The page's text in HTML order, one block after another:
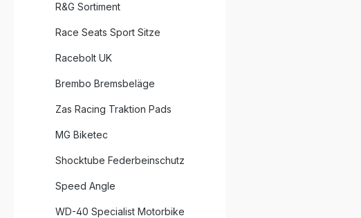
R&G Sortiment
Race Seats Sport Sitze
Racebolt UK
Brembo Bremsbeläge
Zas Racing Traktion Pads
MG Biketec
Shocktube Federbeinschutz
Speed Angle
WD-40 Specialist Motorbike